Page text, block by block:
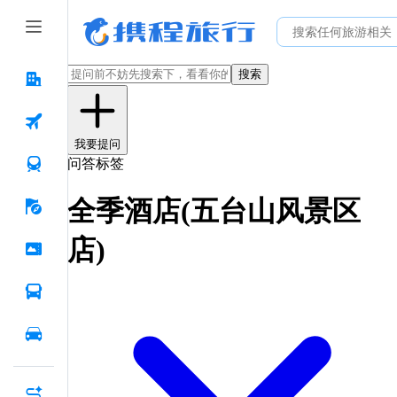
搜索
我要提问
问答标签
全季酒店(五台山风景区
店)